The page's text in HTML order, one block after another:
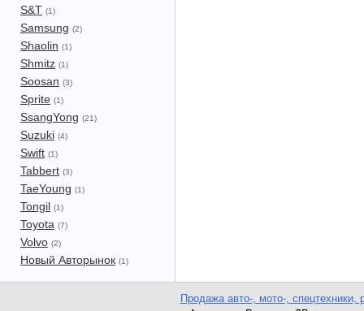
S&T (1)
Samsung (2)
Shaolin (1)
Shmitz (1)
Soosan (3)
Sprite (1)
SsangYong (21)
Suzuki (4)
Swift (1)
Tabbert (3)
TaeYoung (1)
Tongil (1)
Toyota (7)
Volvo (2)
Новый Авторынок (1)
Продажа авто-, мото-, спецтехники,